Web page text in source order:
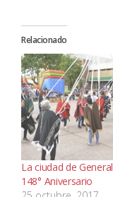
Relacionado
La ciudad de
148° Aniversario